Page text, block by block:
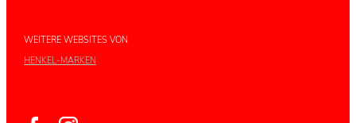
WEITERE WEBSITES VON
HENKEL-MARKEN